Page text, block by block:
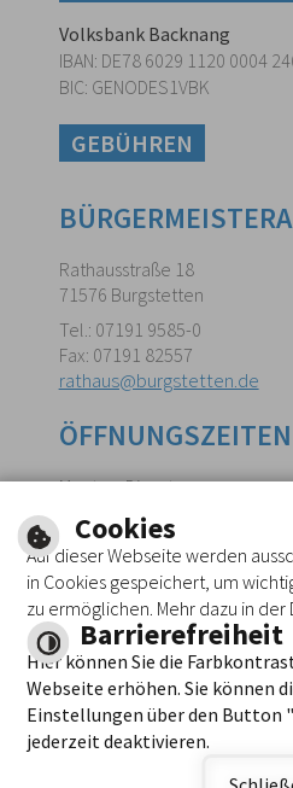
Volksbank Backnang
IBAN: DE78 6029 1120 0004
BIC: GENODES1VBK
GEBÜHREN
Rathausstraße 18
71576 Burgstetten
Tel.: 07191 9585-0
Fax: 07191 82557
rathaus@burgstetten.de
ÖFFNUNGSZEITEN
Montag, Dienstag,
Donnerstag und Freitag:
8:00 Uhr bis 12:00 Uhr
Mittwoch:
15:00 Uhr bis 18:30 Uhr
Inhalt|Impressum|Hilfe|
Cookies
Auf dieser Webseite werden
in Cookies gespeichert, um
zu ermöglichen. Mehr dazu in
Barrierefreiheit
Hier können Sie die
Webseite erhöhen. Sie können
Einstellungen über den Button
jederzeit deaktivieren.